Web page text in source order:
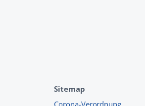
Sitemap
Corona-Verordnung